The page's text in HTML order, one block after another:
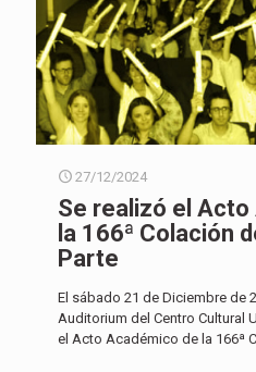
27/12/2024
Se realizó el
la 166ª Colación
Parte
El sábado 21 de Diciembre de
Auditorium del Centro Cultural
el Acto Académico de la 166ª